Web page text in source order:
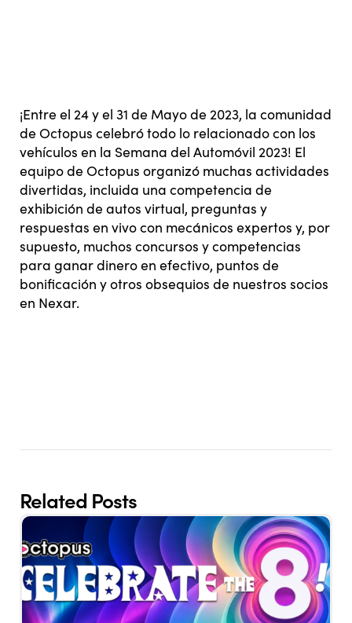
¡Entre el 24 y el 31 de Mayo de 2023, la comunidad
de Octopus celebró todo lo relacionado con los
vehículos en la Semana del Automóvil 2023! El
equipo de Octopus organizó muchas actividades
divertidas, incluida una competencia de
exhibición de autos virtual, preguntas y
respuestas en vivo con mecánicos expertos y, por
supuesto, muchos concursos y competencias
para ganar dinero en efectivo, puntos de
bonificación y otros obsequios de nuestros socios
en Nexar.
Related Posts